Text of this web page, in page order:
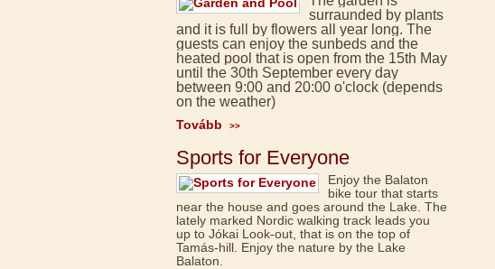
surraunded by plants
and it is full by flowers all year long. The
guests can enjoy the sunbeds and the
heated pool that is open from the 15th May
until the 30th September every day
between 9:00 and 20:00 o'clock (depends
on the weather)
Tovább >>
Sports for Everyone
Enjoy the Balaton
bike tour that starts
near the house and goes around the Lake. The
lately marked Nordic walking track leads you
up to Jókai Look-out, that is on the top of
Tamás-hill. Enjoy the nature by the Lake
Balaton.